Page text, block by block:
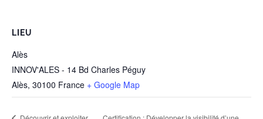
LIEU
Alès
INNOV'ALES - 14 Bd Charles Péguy
Alès, 30100 France + Google Map